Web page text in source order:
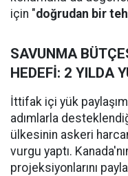
için "doğrudan bir
SAVUNMA
HEDEFİ: 2 YILDA
İttifak içi yük
adımlarla
ülkesinin askeri
vurgu yaptı.
projeksiyonlarını